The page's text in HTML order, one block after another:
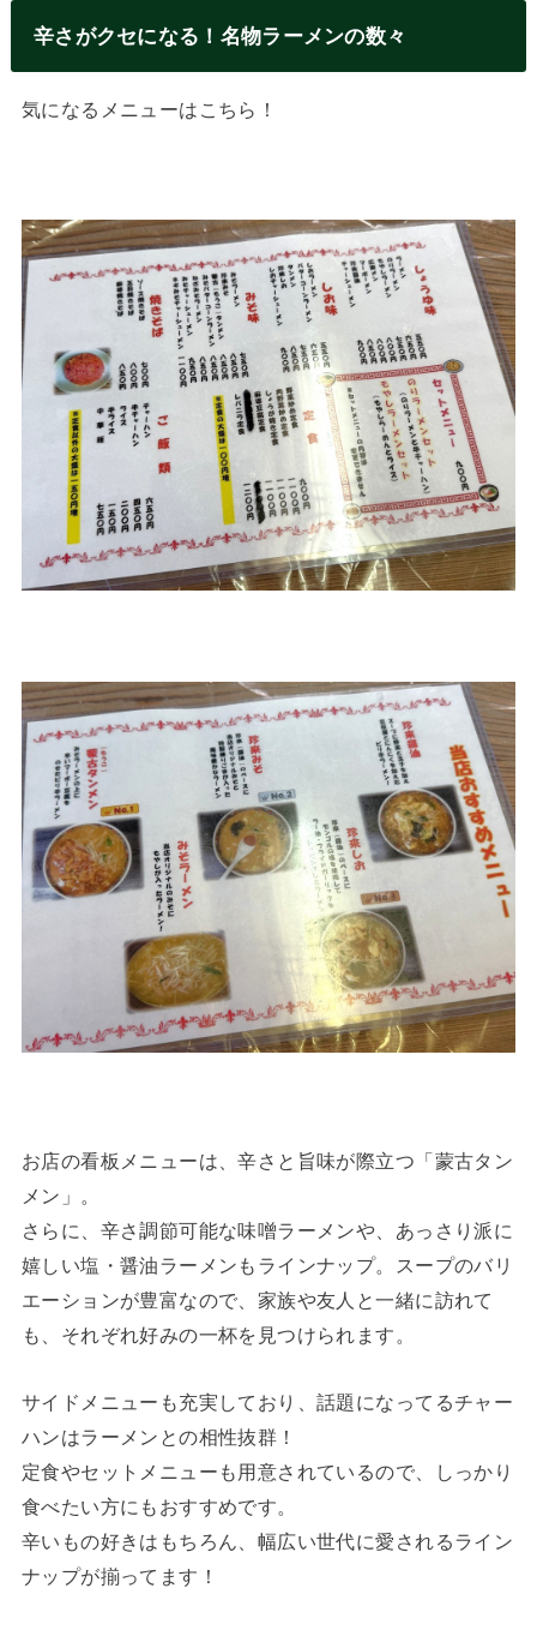
辛さがクセになる！名物ラーメンの数々
気になるメニューはこちら！
お店の看板メニューは、辛さと旨味が際立つ「蒙古タン
メン」。
さらに、辛さ調節可能な味噌ラーメンや、あっさり派に
嬉しい塩・醤油ラーメンもラインナップ。スープのバリ
エーションが豊富なので、家族や友人と一緒に訪れて
も、それぞれ好みの一杯を見つけられます。
サイドメニューも充実しており、話題になってるチャー
ハンはラーメンとの相性抜群！
定食やセットメニューも用意されているので、しっかり
食べたい方にもおすすめです。
辛いもの好きはもちろん、幅広い世代に愛されるライン
ナップが揃ってます！